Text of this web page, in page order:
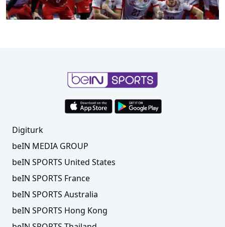
Galatasaray Daikin'de iç transfer hamlesi!
Digiturk
beIN MEDIA GROUP
beIN SPORTS United States
beIN SPORTS France
beIN SPORTS Australia
beIN SPORTS Hong Kong